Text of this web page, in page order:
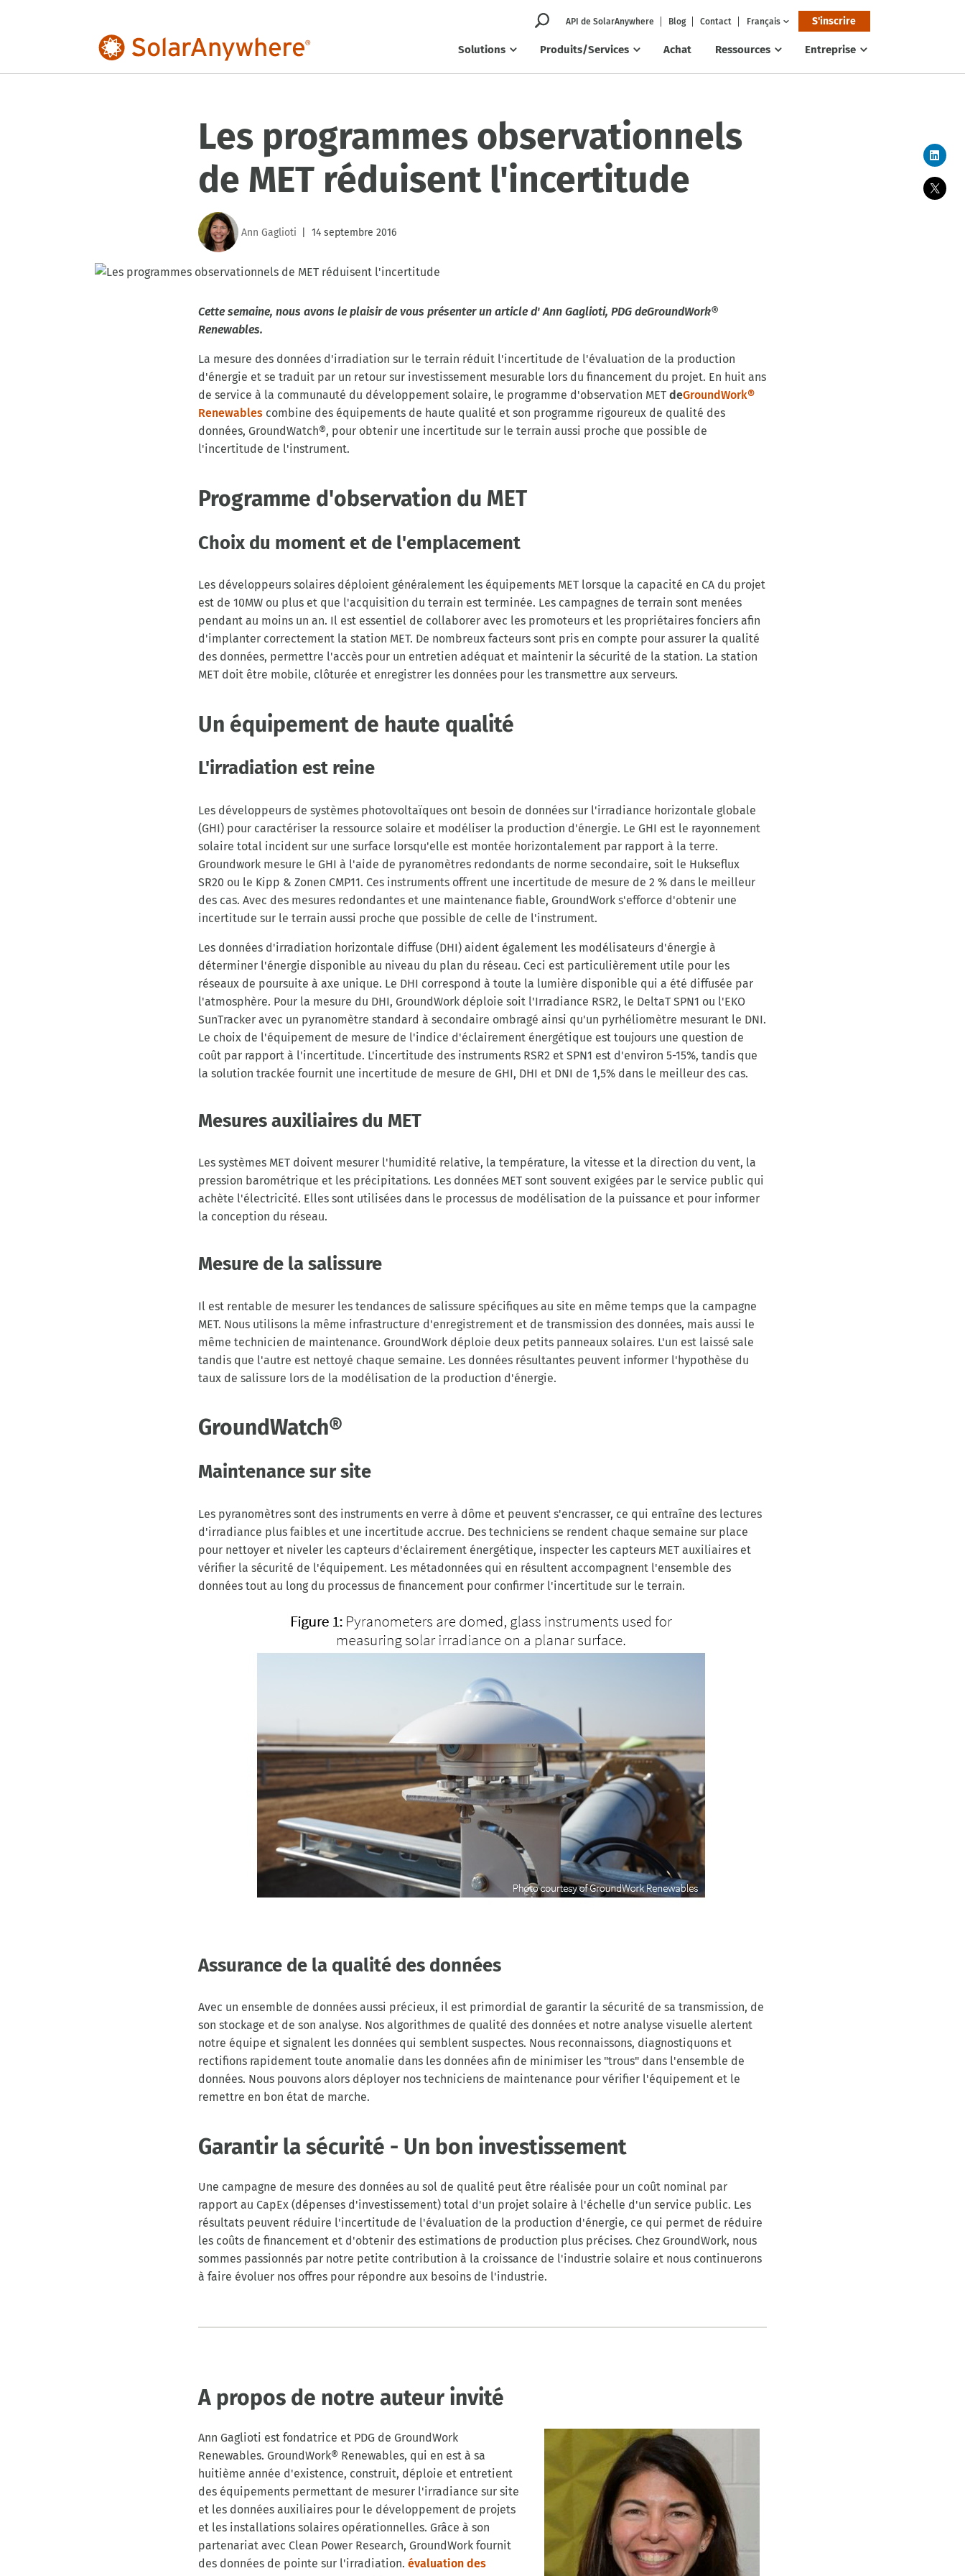
API de SolarAnywhere Blog Contact Français S'inscrire
Solutions Produits/Services Achat Ressources Entreprise
Les programmes observationnels
de MET réduisent l'incertitude
Ann Gaglioti 14 septembre 2016
Cette semaine, nous avons le plaisir de vous présenter un article d'Ann Gaglioti, PDG deGroundWork®
Renewables.
La mesure des données d'irradiation sur le terrain réduit l'incertitude de l'évaluation de la production
d'énergie et se traduit par un retour sur investissement mesurable lors du financement du projet. En huit ans
de service à la communauté du développement solaire, le programme d'observation MET deGroundWork®
Renewables combine des équipements de haute qualité et son programme rigoureux de qualité des
données, GroundWatch®, pour obtenir une incertitude sur le terrain aussi proche que possible de
l'incertitude de l'instrument.
Programme d'observation du MET
Choix du moment et de l'emplacement
Les développeurs solaires déploient généralement les équipements MET lorsque la capacité en CA du projet
est de 10MW ou plus et que l'acquisition du terrain est terminée. Les campagnes de terrain sont menées
pendant au moins un an. Il est essentiel de collaborer avec les promoteurs et les propriétaires fonciers afin
d'implanter correctement la station MET. De nombreux facteurs sont pris en compte pour assurer la qualité
des données, permettre l'accès pour un entretien adéquat et maintenir la sécurité de la station. La station
MET doit être mobile, clôturée et enregistrer les données pour les transmettre aux serveurs.
Un équipement de haute qualité
L'irradiation est reine
Les développeurs de systèmes photovoltaïques ont besoin de données sur l'irradiance horizontale globale
(GHI) pour caractériser la ressource solaire et modéliser la production d'énergie. Le GHI est le rayonnement
solaire total incident sur une surface lorsqu'elle est montée horizontalement par rapport à la terre.
Groundwork mesure le GHI à l'aide de pyranomètres redondants de norme secondaire, soit le Hukseflux
SR20 ou le Kipp & Zonen CMP11. Ces instruments offrent une incertitude de mesure de 2 % dans le meilleur
des cas. Avec des mesures redondantes et une maintenance fiable, GroundWork s'efforce d'obtenir une
incertitude sur le terrain aussi proche que possible de celle de l'instrument.
Les données d'irradiation horizontale diffuse (DHI) aident également les modélisateurs d'énergie à
déterminer l'énergie disponible au niveau du plan du réseau. Ceci est particulièrement utile pour les
réseaux de poursuite à axe unique. Le DHI correspond à toute la lumière disponible qui a été diffusée par
l'atmosphère. Pour la mesure du DHI, GroundWork déploie soit l'Irradiance RSR2, le DeltaT SPN1 ou l'EKO
SunTracker avec un pyranomètre standard à secondaire ombragé ainsi qu'un pyrhéliomètre mesurant le DNI.
Le choix de l'équipement de mesure de l'indice d'éclairement énergétique est toujours une question de
coût par rapport à l'incertitude. L'incertitude des instruments RSR2 et SPN1 est d'environ 5-15%, tandis que
la solution trackée fournit une incertitude de mesure de GHI, DHI et DNI de 1,5% dans le meilleur des cas.
Mesures auxiliaires du MET
Les systèmes MET doivent mesurer l'humidité relative, la température, la vitesse et la direction du vent, la
pression barométrique et les précipitations. Les données MET sont souvent exigées par le service public qui
achète l'électricité. Elles sont utilisées dans le processus de modélisation de la puissance et pour informer
la conception du réseau.
Mesure de la salissure
Il est rentable de mesurer les tendances de salissure spécifiques au site en même temps que la campagne
MET. Nous utilisons la même infrastructure d'enregistrement et de transmission des données, mais aussi le
même technicien de maintenance. GroundWork déploie deux petits panneaux solaires. L'un est laissé sale
tandis que l'autre est nettoyé chaque semaine. Les données résultantes peuvent informer l'hypothèse du
taux de salissure lors de la modélisation de la production d'énergie.
GroundWatch®
Maintenance sur site
Les pyranomètres sont des instruments en verre à dôme et peuvent s'encrasser, ce qui entraîne des lectures
d'irradiance plus faibles et une incertitude accrue. Des techniciens se rendent chaque semaine sur place
pour nettoyer et niveler les capteurs d'éclairement énergétique, inspecter les capteurs MET auxiliaires et
vérifier la sécurité de l'équipement. Les métadonnées qui en résultent accompagnent l'ensemble des
données tout au long du processus de financement pour confirmer l'incertitude sur le terrain.
Assurance de la qualité des données
Avec un ensemble de données aussi précieux, il est primordial de garantir la sécurité de sa transmission, de
son stockage et de son analyse. Nos algorithmes de qualité des données et notre analyse visuelle alertent
notre équipe et signalent les données qui semblent suspectes. Nous reconnaissons, diagnostiquons et
rectifions rapidement toute anomalie dans les données afin de minimiser les "trous" dans l'ensemble de
données. Nous pouvons alors déployer nos techniciens de maintenance pour vérifier l'équipement et le
remettre en bon état de marche.
Garantir la sécurité - Un bon investissement
Une campagne de mesure des données au sol de qualité peut être réalisée pour un coût nominal par
rapport au CapEx (dépenses d'investissement) total d'un projet solaire à l'échelle d'un service public. Les
résultats peuvent réduire l'incertitude de l'évaluation de la production d'énergie, ce qui permet de réduire
les coûts de financement et d'obtenir des estimations de production plus précises. Chez GroundWork, nous
sommes passionnés par notre petite contribution à la croissance de l'industrie solaire et nous continuerons
à faire évoluer nos offres pour répondre aux besoins de l'industrie.
A propos de notre auteur invité
Ann Gaglioti est fondatrice et PDG de GroundWork
Renewables. GroundWork® Renewables, qui en est à sa
huitième année d'existence, construit, déploie et entretient
des équipements permettant de mesurer l'irradiance sur site
et les données auxiliaires pour le développement de projets
et les installations solaires opérationnelles. Grâce à son
partenariat avec Clean Power Research, GroundWork fournit
des données de pointe sur l'irradiation. évaluation des